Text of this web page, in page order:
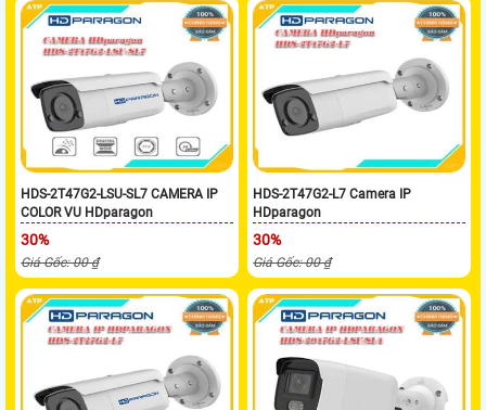
HDS-2T47G2-LSU-SL7 CAMERA IP
COLOR VU HDparagon
30%
Giá Gốc: 00 ₫
HDS-2T47G2-L7 Camera IP
HDparagon
30%
Giá Gốc: 00 ₫